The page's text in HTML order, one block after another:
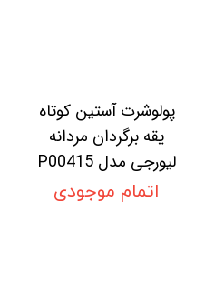
پولوشرت آستین کوتاه
یقه برگردان مردانه
لیورجی مدل P00415
اتمام موجودی